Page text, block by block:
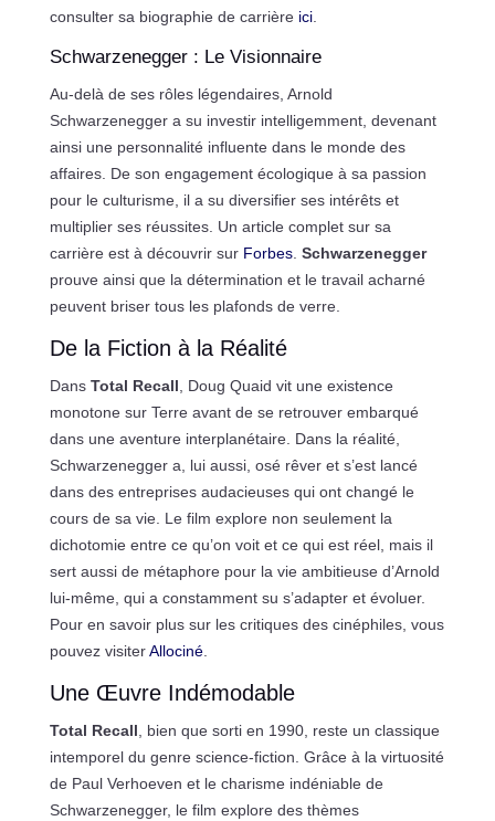
consulter sa biographie de carrière ici.
Schwarzenegger : Le Visionnaire
Au-delà de ses rôles légendaires, Arnold
Schwarzenegger a su investir intelligemment, devenant
ainsi une personnalité influente dans le monde des
affaires. De son engagement écologique à sa passion
pour le culturisme, il a su diversifier ses intérêts et
multiplier ses réussites. Un article complet sur sa
carrière est à découvrir sur Forbes. Schwarzenegger
prouve ainsi que la détermination et le travail acharné
peuvent briser tous les plafonds de verre.
De la Fiction à la Réalité
Dans Total Recall , Doug Quaid vit une existence
monotone sur Terre avant de se retrouver embarqué
dans une aventure interplanétaire. Dans la réalité,
Schwarzenegger a, lui aussi, osé rêver et s’est lancé
dans des entreprises audacieuses qui ont changé le
cours de sa vie. Le film explore non seulement la
dichotomie entre ce qu’on voit et ce qui est réel, mais il
sert aussi de métaphore pour la vie ambitieuse d’Arnold
lui-même, qui a constamment su s’adapter et évoluer.
Pour en savoir plus sur les critiques des cinéphiles, vous
pouvez visiterAllociné.
Une Œuvre Indémodable
Total Recall , bien que sorti en 1990, reste un classique
intemporel du genre science-fiction. Grâce à la virtuosité
de Paul Verhoeven et le charisme indéniable de
Schwarzenegger, le film explore des thèmes